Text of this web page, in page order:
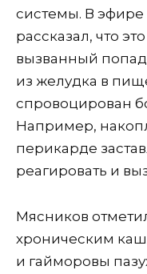
системы. В эфире
рассказал, что
вызванный
из желудка в
спровоцирован
Например,
перикарде
реагировать и
Мясников
хроническим
и гайморовы